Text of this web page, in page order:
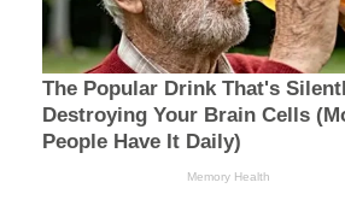
The Popular Drink That's
Destroying Your Brain Cells
People Have It Daily)
Memory Health